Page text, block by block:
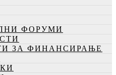
ФОРУМИ
ЗА ФИНАНСИРАЊЕ